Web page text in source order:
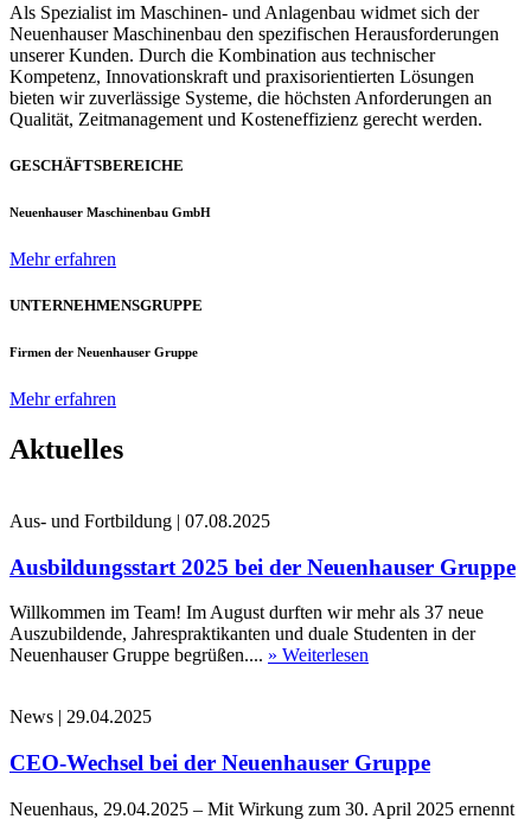
Als Spezialist im Maschinen- und Anlagenbau widmet sich der
Neuenhauser Maschinenbau den spezifischen Herausforderungen
unserer Kunden. Durch die Kombination aus technischer
Kompetenz, Innovationskraft und praxisorientierten Lösungen
bieten wir zuverlässige Systeme, die höchsten Anforderungen an
Qualität, Zeitmanagement und Kosteneffizienz gerecht werden.
GESCHÄFTSBEREICHE
Neuenhauser Maschinenbau GmbH
Mehr erfahren
UNTERNEHMENSGRUPPE
Firmen der Neuenhauser Gruppe
Mehr erfahren
Aktuelles
Aus- und Fortbildung | 07.08.2025
Ausbildungsstart 2025 bei der Neuenhauser Gruppe
Willkommen im Team! Im August durften wir mehr als 37 neue
Auszubildende, Jahrespraktikanten und duale Studenten in der
Neuenhauser Gruppe begrüßen.... » Weiterlesen
News | 29.04.2025
CEO-Wechsel bei der Neuenhauser Gruppe
Neuenhaus, 29.04.2025 – Mit Wirkung zum 30. April 2025 ernennt